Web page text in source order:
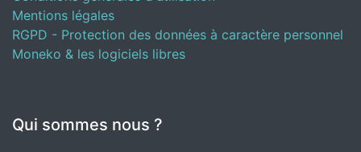
Mentions légales
RGPD - Protection des données à caractère personnel
Moneko & les logiciels libres
Qui sommes nous ?